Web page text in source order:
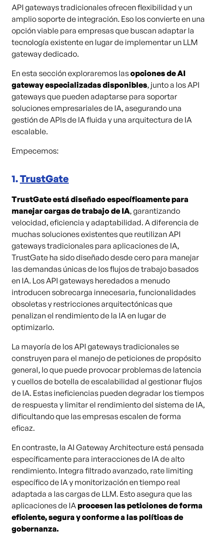
API gateways tradicionales ofrecen flexibilidad y un
amplio soporte de integración. Eso los convierte en una
opción viable para empresas que buscan adaptar la
tecnología existente en lugar de implementar un LLM
gateway dedicado.
En esta sección exploraremos lasopciones de AI
gateway especializadas disponibles, junto a los API
gateways que pueden adaptarse para soportar
soluciones empresariales de IA, asegurando una
gestión de APIs de IA fluida y una arquitectura de IA
escalable.
Empecemos:
1.TrustGate
TrustGate está diseñado específicamente para
manejar cargas de trabajo de IA, garantizando
velocidad, eficiencia y adaptabilidad. A diferencia de
muchas soluciones existentes que reutilizan API
gateways tradicionales para aplicaciones de IA,
TrustGate ha sido diseñado desde cero para manejar
las demandas únicas de los flujos de trabajo basados
en IA. Los API gateways heredados a menudo
introducen sobrecarga innecesaria, funcionalidades
obsoletas y restricciones arquitectónicas que
penalizan el rendimiento de la IA en lugar de
optimizarlo.
La mayoría de los API gateways tradicionales se
construyen para el manejo de peticiones de propósito
general, lo que puede provocar problemas de latencia
y cuellos de botella de escalabilidad al gestionar flujos
de IA. Estas ineficiencias pueden degradar los tiempos
de respuesta y limitar el rendimiento del sistema de IA,
dificultando que las empresas escalen de forma
eficaz.
En contraste, la AI Gateway Architecture está pensada
específicamente para interacciones de IA de alto
rendimiento. Integra filtrado avanzado, rate limiting
específico de IA y monitorización en tiempo real
adaptada a las cargas de LLM. Esto asegura que las
aplicaciones de IA procesen las peticiones de forma
eficiente, segura y conforme a las políticas de
gobernanza.